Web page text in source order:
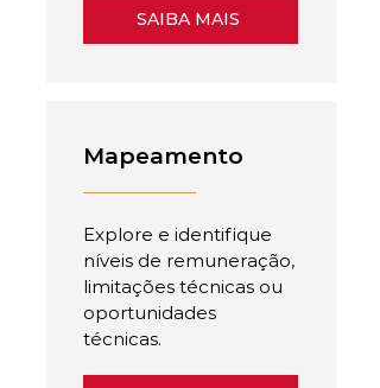
SAIBA MAIS
Mapeamento
Explore e identifique
níveis de remuneração,
limitações técnicas ou
oportunidades
técnicas.